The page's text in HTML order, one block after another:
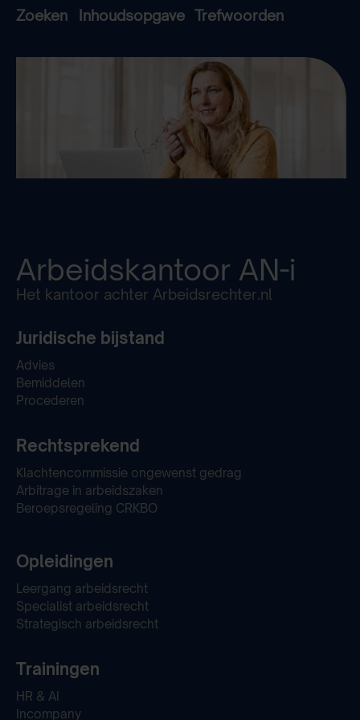
Zoeken Inhoudsopgave Trefwoorden
Arbeidskantoor AN-i
Het kantoor achter Arbeidsrechter.nl
Juridische bijstand
Advies
Bemiddelen
Procederen
Rechtsprekend
Klachtencommissie ongewenst gedrag
Arbitrage in arbeidszaken
Beroepsregeling CRKBO
Opleidingen
Leergang arbeidsrecht
Specialist arbeidsrecht
Strategisch arbeidsrecht
Trainingen
HR & AI
Incompany